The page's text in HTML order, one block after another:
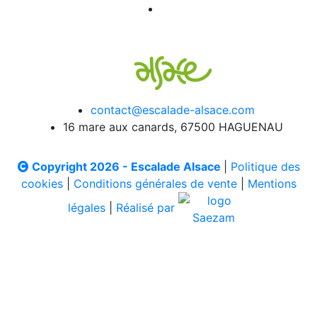
contact@escalade-alsace.com
16 mare aux canards, 67500 HAGUENAU
Copyright 2026 - Escalade Alsace
Politique des
cookies| Conditions générales de vente| Mentions
légales
Réalisé par